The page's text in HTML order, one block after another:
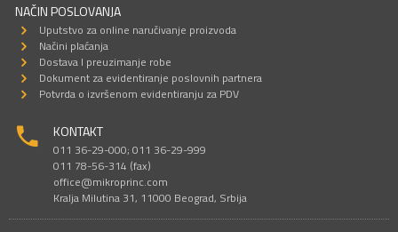
NAČIN POSLOVANJA
Uputstvo za online naručivanje proizvoda
Načini plaćanja
Dostava I preuzimanje robe
Dokument za evidentiranje poslovnih partnera
Potvrda o izvršenom evidentiranju za PDV
KONTAKT
011 36-29-000; 011 36-29-999
011 78-56-314 (fax)
office@mikroprinc.com
Kralja Milutina 31, 11000 Beograd, Srbija